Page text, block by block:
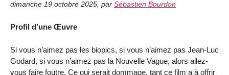
dimanche 19 octobre 2025, par Sébastien Bourdon
Profil d’une Œuvre
Si vous n’aimez pas les biopics, si vous n’aimez pas Jean-Luc
Godard, si vous n’aimez pas la Nouvelle Vague, alors allez-
vous faire foutre. Ce qui serait dommage, tant ce film a à offrir